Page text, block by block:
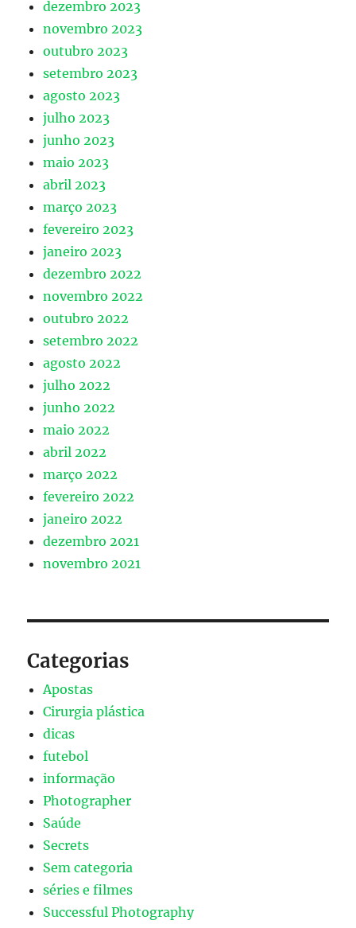
dezembro 2023
novembro 2023
outubro 2023
setembro 2023
agosto 2023
julho 2023
junho 2023
maio 2023
abril 2023
março 2023
fevereiro 2023
janeiro 2023
dezembro 2022
novembro 2022
outubro 2022
setembro 2022
agosto 2022
julho 2022
junho 2022
maio 2022
abril 2022
março 2022
fevereiro 2022
janeiro 2022
dezembro 2021
novembro 2021
Categorias
Apostas
Cirurgia plástica
dicas
futebol
informação
Photographer
Saúde
Secrets
Sem categoria
séries e filmes
Successful Photography